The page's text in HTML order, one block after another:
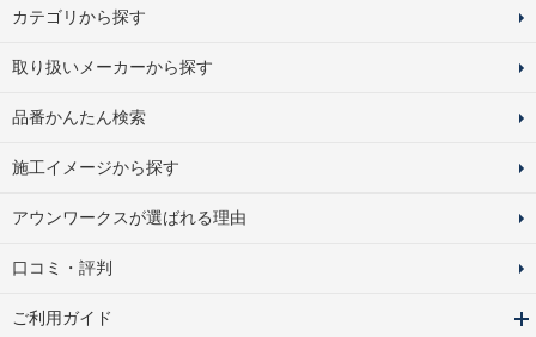
カテゴリから探す
取り扱いメーカーから探す
品番かんたん検索
施工イメージから探す
アウンワークスが選ばれる理由
口コミ・評判
ご利用ガイド